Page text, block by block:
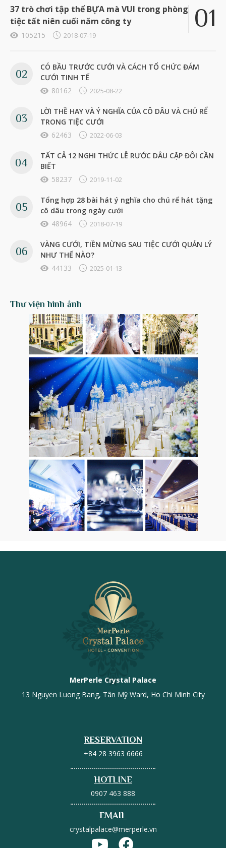
37 trò chơi tập thể BỰA mà VUI trong phòng
tiệc tất niên cuối năm công ty
105215 2018-07-19
CÓ BẦU TRƯỚC CƯỚI VÀ CÁCH TỔ CHỨC ĐÁM
CƯỚI TINH TẾ
80162
2025-08-22
LỜI THỀ HAY VÀ Ý NGHĨA CỦA CÔ DÂU VÀ CHÚ RỂ
TRONG TIỆC CƯỚI
62463
2022-06-03
TẤT CẢ 12 NGHI THỨC LỄ RƯỚC DÂU CẶP ĐÔI CẦN
BIẾT
58237
2019-11-02
Tổng hợp 28 bài hát ý nghĩa cho chú rể hát tặng
cô dâu trong ngày cưới
48964
2018-07-19
VÀNG CƯỚI, TIỀN MỪNG SAU TIỆC CƯỚI QUẢN LÝ
NHƯ THẾ NÀO?
44133
2025-01-13
Thư viện hình ảnh
MerPerle Crystal Palace
13 Nguyen Luong Bang, Tân Mỹ Ward, Ho Chi Minh City
RESERVATION
+84 28 3963 6666
HOTLINE
0907 463 888
EMAIL
crystalpalace@merperle.vn